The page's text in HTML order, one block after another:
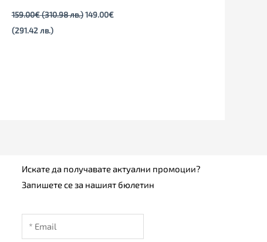
159.00€(310.98 лв.) 149.00€
(291.42 лв.)
Искате да получавате актуални промоции?
Запишете се за нашият бюлетин